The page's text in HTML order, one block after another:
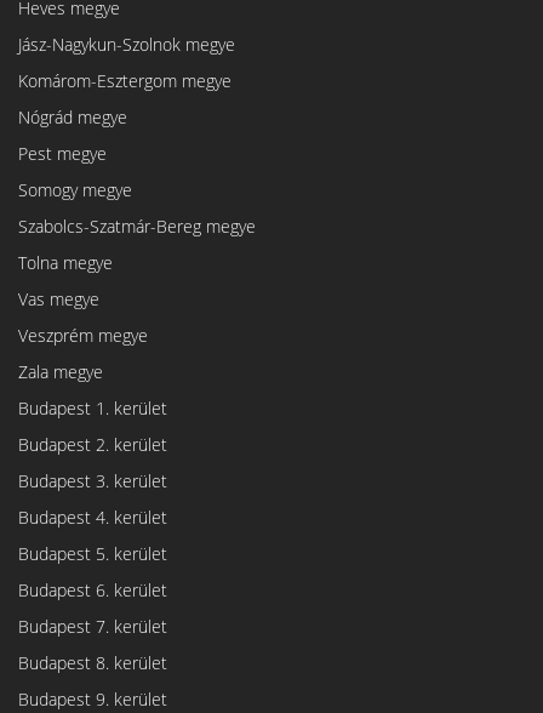
Heves megye
Jász-Nagykun-Szolnok megye
Komárom-Esztergom megye
Nógrád megye
Pest megye
Somogy megye
Szabolcs-Szatmár-Bereg megye
Tolna megye
Vas megye
Veszprém megye
Zala megye
Budapest 1. kerület
Budapest 2. kerület
Budapest 3. kerület
Budapest 4. kerület
Budapest 5. kerület
Budapest 6. kerület
Budapest 7. kerület
Budapest 8. kerület
Budapest 9. kerület